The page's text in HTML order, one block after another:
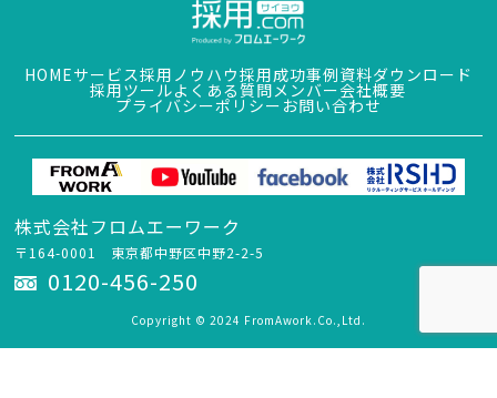
HOMEサービス採用ノウハウ採用成功事例資料ダウンロード
採用ツールよくある質問メンバー会社概要
プライバシーポリシー お問い合わせ
株式会社フロムエーワーク
〒164-0001 東京都中野区中野2-2-5
0120-456-250
Copyright © 2024 FromAwork.Co.,Ltd.